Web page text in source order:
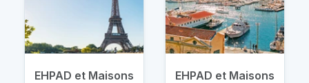
EHPAD et Maisons
EHPAD et Maisons